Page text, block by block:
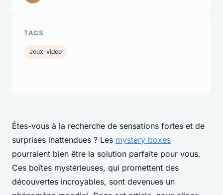
Êtes-vous à la recherche de sensations fortes et de
surprises inattendues ? Les mystery boxes
pourraient bien être la solution parfaite pour vous.
Ces boîtes mystérieuses, qui promettent des
découvertes incroyables, sont devenues un
TAGS
Jeux-video